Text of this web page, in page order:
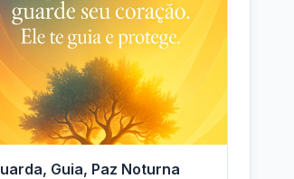
Guia, Paz Noturna